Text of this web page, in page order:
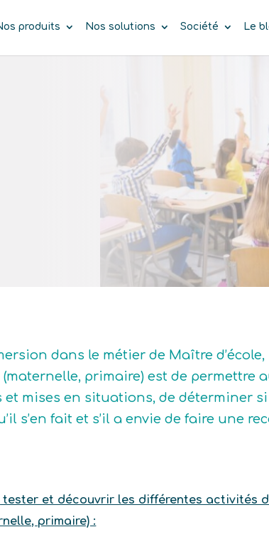
produits Nos solutions Société Le
dans le métier de Maître d’école,
(maternelle, primaire) est de permettre
et mises en situations, de déterminer
s’en fait et s’il a envie de faire une
tester et découvrir les différentes activités
primaire) :